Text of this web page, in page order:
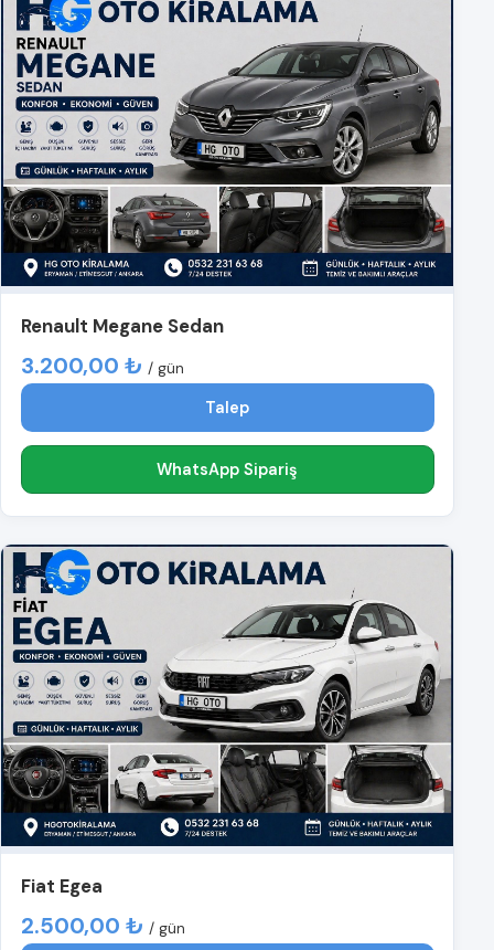
Renault Megane Sedan
3.200,00 ₺ / gün
Talep
WhatsApp Sipariş
Fiat Egea
2.500,00 ₺ / gün